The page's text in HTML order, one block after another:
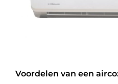
Voordelen van een